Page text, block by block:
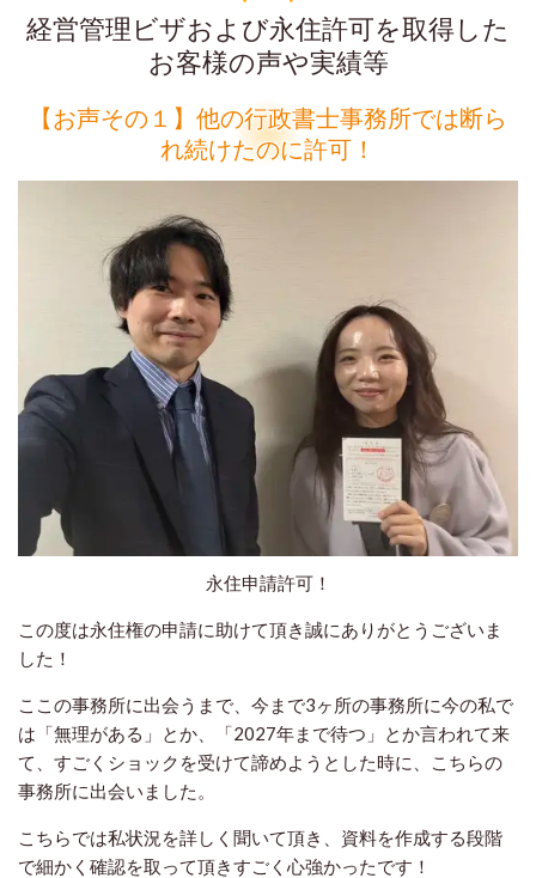
経営管理ビザおよび永住許可を取得した
お客様の声や実績等
【お声その１】他の行政書士事務所では断ら
れ続けたのに許可！
永住申請許可！
この度は永住権の申請に助けて頂き誠にありがとうございま
した！
ここの事務所に出会うまで、今まで3ヶ所の事務所に今の私で
は「無理がある」とか、「2027年まで待つ」とか言われて来
て、すごくショックを受けて諦めようとした時に、こちらの
事務所に出会いました。
こちらでは私状況を詳しく聞いて頂き、資料を作成する段階
で細かく確認を取って頂きすごく心強かったです！